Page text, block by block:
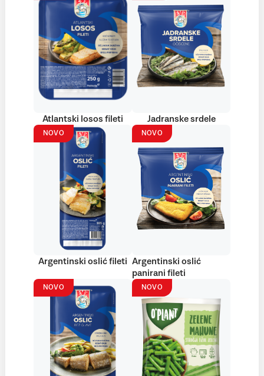
Atlantski losos fileti Jadranske srdele
NOVO
Argentinski oslić fileti
NOVO
Argentinski oslić
panirani fileti
NOVO NOVO